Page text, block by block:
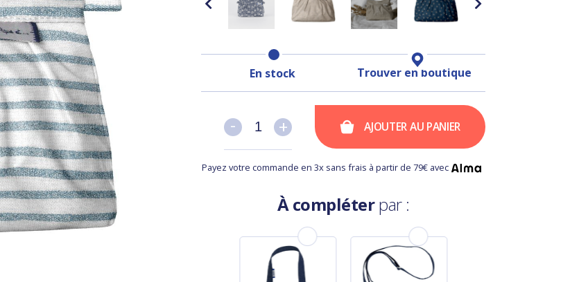
En stock Trouver en boutique
+
- +
- AJOUTER AU PANIER
Payez votre commande en 3x sans frais à partir de 79€ avec
À compléterpar :